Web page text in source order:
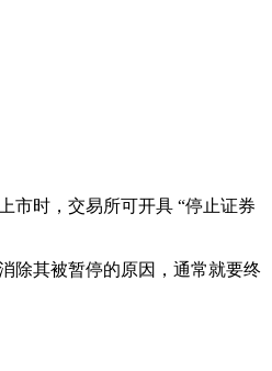
市时，交易所可开具 “停止证券
除其被暂停的原因，通常就要终